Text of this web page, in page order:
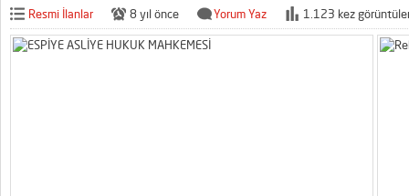
Resmi İlanlar 8 yıl önce Yorum Yaz 1.123 kez